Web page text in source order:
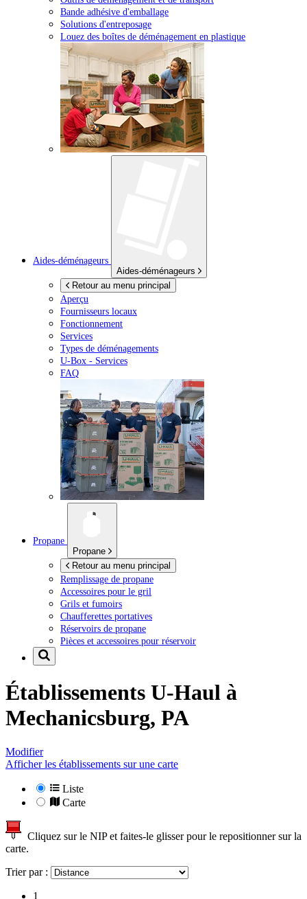
Bande adhésive d'emballage
Solutions d'entreposage
Louez des boîtes de déménagement en plastique
Aides-déménageurs
Aides-déménageurs
Retour au menu principal
Aperçu
Fournisseurs locaux
Fonctionnement
Services
Types de déménagements
U-Box - Services
FAQ
Propane
Propane
Retour au menu principal
Remplissage de propane
Accessoires pour le gril
Grils et fumoirs
Chaufferettes portatives
Réservoirs de propane
Pièces et accessoires pour réservoir
Établissements U-Haul à
Mechanicsburg, PA
Modifier
Afficher les établissements sur une carte
Liste
Carte
Cliquez sur le NIP et faites-le glisser pour le repositionner sur la
carte.
Trier par :
1